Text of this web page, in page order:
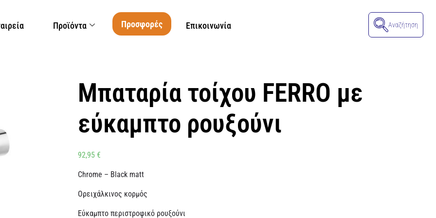
Προϊόντα Προσφορές Επικοινωνία Αναζήτηση
Μπαταρία τοίχου FERRO με
εύκαμπτο ρουξούνι
92,95€
Chrome – Black matt
Ορειχάλκινος κορμός
Εύκαμπτο περιστροφικό ρουξούνι